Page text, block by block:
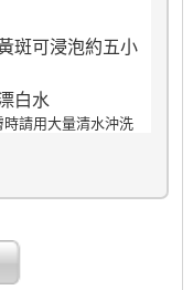
斑可浸泡約五小
白水
請用大量清水沖洗